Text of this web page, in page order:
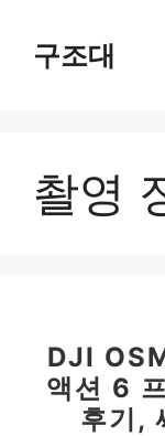
구조대
촬영
DJI
액션 6
후기,